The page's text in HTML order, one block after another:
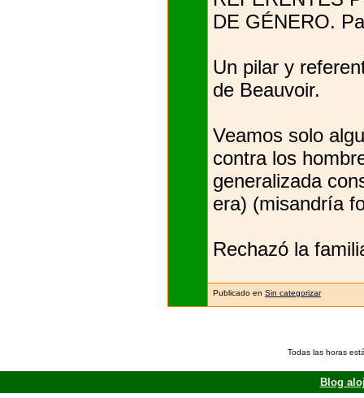
DE GÉNERO.
Un pilar y
de Beauvoir.
Veamos solo
contra los
generalizada
era) (misandría
Rechazó la
Publicado en Sin categorizar
Todas las horas
Blog